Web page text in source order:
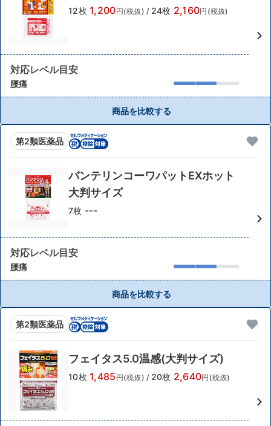
12枚 1,200円(税抜) / 24枚 2,160円(税抜)
対応レベル目安
腰痛
商品を比較する
第2類医薬品
バンテリンコーワパットEXホット
大判サイズ
7枚 ---
対応レベル目安
腰痛
商品を比較する
第2類医薬品
フェイタス5.0温感(大判サイズ)
10枚 1,485 円(税抜) / 20枚 2,640円(税抜)